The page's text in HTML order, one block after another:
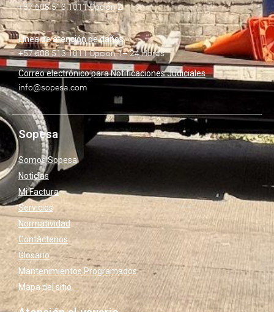
+57 608 513 1011 Opción 2
Línea de atención de daños
+57 608 513 1011 Opción 1– 24 Horas
Correo electrónico para Notificaciones Judiciales
info@sopesa.com
Sopesa
Somos Sopesa
Noticias
Mi Factura
Servicios
Normatividad
Contáctenos
Glosario
Mantenimientos Programados
Mapa del sitio